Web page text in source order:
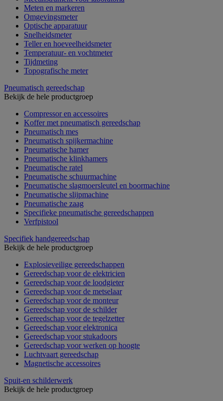
Meten en markeren
Omgevingsmeter
Optische apparatuur
Snelheidsmeter
Teller en hoeveelheidsmeter
Temperatuur- en vochtmeter
Tijdmeting
Topografische meter
Pneumatisch gereedschap
Bekijk de hele productgroep
Compressor en accessoires
Koffer met pneumatisch gereedschap
Pneumatisch mes
Pneumatisch spijkermachine
Pneumatische hamer
Pneumatische klinkhamers
Pneumatische ratel
Pneumatische schuurmachine
Pneumatische slagmoersleutel en boormachine
Pneumatische slijpmachine
Pneumatische zaag
Specifieke pneumatische gereedschappen
Verfpistool
Specifiek handgereedschap
Bekijk de hele productgroep
Explosieveilige gereedschappen
Gereedschap voor de elektricien
Gereedschap voor de loodgieter
Gereedschap voor de metselaar
Gereedschap voor de monteur
Gereedschap voor de schilder
Gereedschap voor de tegelzetter
Gereedschap voor elektronica
Gereedschap voor stukadoors
Gereedschap voor werken op hoogte
Luchtvaart gereedschap
Magnetische accessoires
Spuit-en schilderwerk
Bekijk de hele productgroep